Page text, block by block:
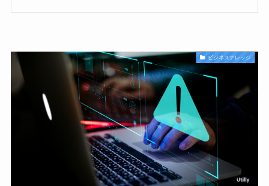
ビジネスナレッジ